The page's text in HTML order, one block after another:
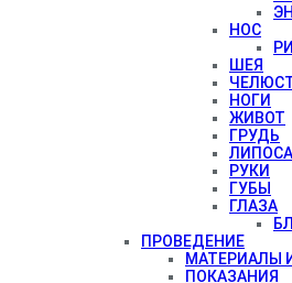
НОС
ШЕЯ
НОГИ
ЖИВОТ
ГРУДЬ
РУКИ
ГУБЫ
ГЛАЗА
ПРОВЕДЕНИЕ
МАТЕРИАЛЫ
ПОКАЗАНИЯ